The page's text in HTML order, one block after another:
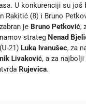
U konkurenciji su još
Rakitić (8) i Bruno
je Bruno Petković,
strateg Nenad
21) Luka Ivanušec, za
Livaković, a za
Rujevica.